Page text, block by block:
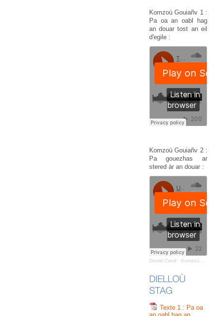
Komzoù Gouiañv 1 :
Pa oa an oabl hag
an douar tost an eil
d'egile :
Komzoù Gouiañv 2 :
Pa gouezhas ar
stered àr an douar :
Daniel Carré · Komzoù Gouiañv : Pa gouezhas ar stered àr an douar
DIELLOÙ
STAG
Texte 1 : Pa oa